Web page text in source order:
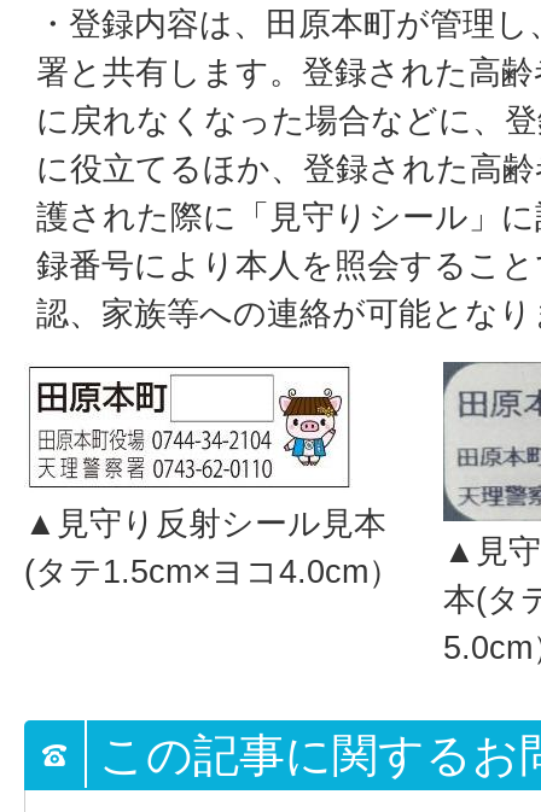
・登録内容は、田原本町が管理
署と共有します。登録された高
に戻れなくなった場合などに、
に役立てるほか、登録された高
護された際に「見守りシール」
録番号により本人を照会するこ
認、家族等への連絡が可能とな
▲見守り反射シール見本
(タテ1.5cm×ヨコ4.0cm）
▲見
本(タ
5.0cm
この記事に関するお